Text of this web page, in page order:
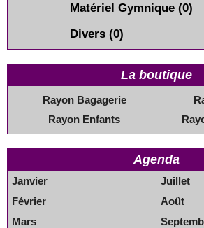
Matériel Gymnique (0)
Divers (0)
La boutique
Rayon Bagagerie
Rayon Enfants
Agenda
Janvier
Février
Mars
Juillet
Août